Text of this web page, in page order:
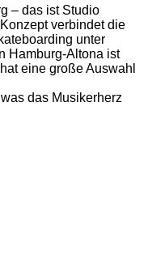
– das ist Studio
verbindet die
unter
Hamburg-Altona ist
eine große Auswahl
das Musikerherz